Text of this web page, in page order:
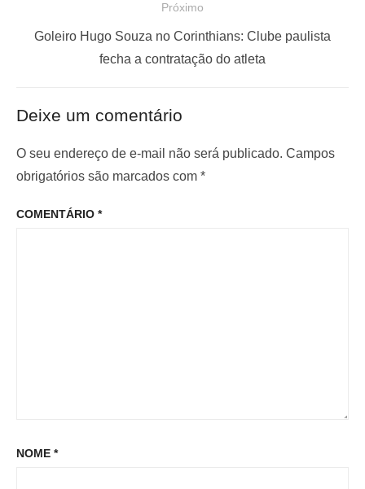
o
e
P
o
i
o
:
Próximo
m
o
o
Goleiro Hugo Souza no Corinthians: Clube paulista
fecha a contratação do atleta
Deixe um comentário
O seu endereço de e-mail não será publicado. Campos
obrigatórios são marcados com *
COMENTÁRIO *
NOME *